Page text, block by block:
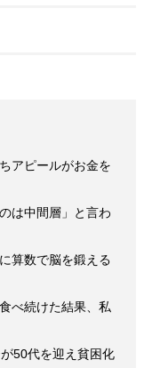
アピールがお金を
は中間層」と言わ
算数で脳を鍛える
べ続けた結果、私
50代を迎え貧困化